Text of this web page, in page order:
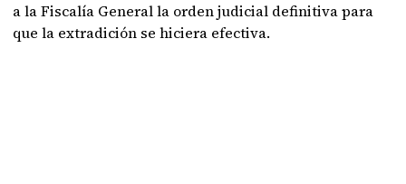
a la Fiscalía General la orden judicial definitiva para
que la extradición se hiciera efectiva.